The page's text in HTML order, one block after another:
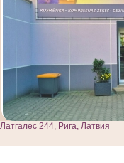
Латгалес 244, Рига, Латвия